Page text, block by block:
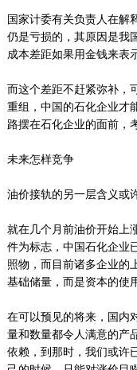
国家计委有关负责人在解
仍是亏损的，其原因是我
成本差距如果用金钱来表
而这个差距不赶紧弥补，
重组，中国的石化企业才
路摆在石化企业的面前，
未来怎样竞争
油价接轨的另一层含义或
就在几个月前油价开始上
件为标志，中国石化企业
照物，而目前诸多企业的
基础储量，而是资本的使
在可以预见的将来，国内
量和数量都令人满意的产
依赖，到那时，我们或许